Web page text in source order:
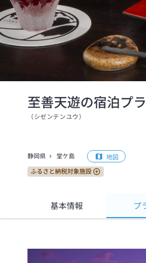
至善天遊の宿泊プ
（ シゼンテンユウ ）
静岡県 堂ケ島 地図
ふるさと納税対象施設
基本情報 プ